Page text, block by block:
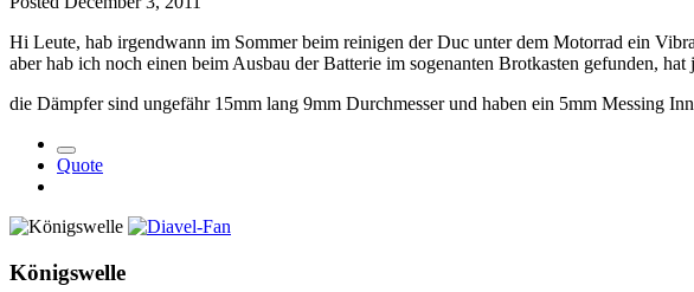
Hi Leute, hab irgendwann im Sommer beim reinigen der Duc unter dem Motorrad ein
aber hab ich noch einen beim Ausbau der Batterie im sogenanten Brotkasten gefunden,
die Dämpfer sind ungefähr 15mm lang 9mm Durchmesser und haben ein 5mm Messing
Quote
Königswelle